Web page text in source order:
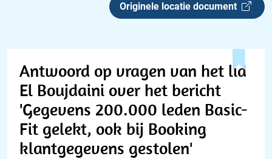
Originele locatie document
Antwoord op vragen van het lid
El Boujdaini over het bericht
'Gegevens 200.000 leden Basic-
Fit gelekt, ook bij Booking
klantgegevens gestolen'